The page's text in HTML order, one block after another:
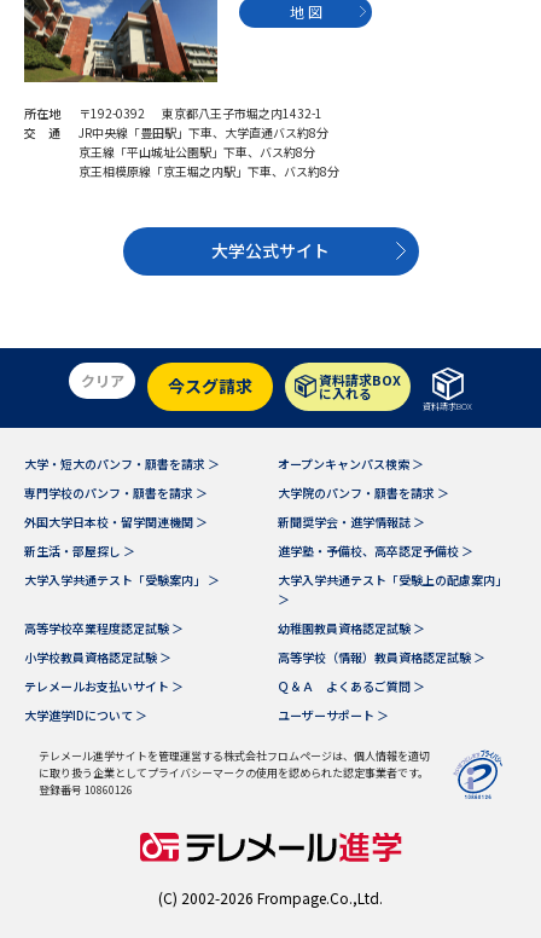
併願校選び 受験スケジュールを立てよう
先輩が入学を決めた理由
新生活お役立ちガイド
学問発見 学問検索
大学で学びたい学問発見
学問のミニ講義「夢ナビ講義」 学問分野解説
学問の教科書 夢ナビライブ
ユーザーサポート
大学進学IDについて
資料の料金の
お支払いについて
受付内容・発送状況の確認
テレメール
特定商取引表記
地 図
所在地
〒192-0392 東京都八王子市堀之内1432-1
交 通
JR中央線「豊田駅」下車、大学直通バス約8分
京王線「平山城址公園駅」下車、バス約8分
京王相模原線「京王堀之内駅」下車、バス約8分
大学公式サイト
クリア 今スグ請求 資料請求BOX
に入れる
資料請求BOX
大学・短大のパンフ・願書を請求 ＞
オープンキャンパス検索 ＞
専門学校のパンフ・願書を請求 ＞
大学院のパンフ・願書を請求 ＞
外国大学日本校・留学関連機関 ＞
新聞奨学会・進学情報誌 ＞
新生活・部屋探し ＞
進学塾・予備校、高卒認定予備校 ＞
大学入学共通テスト「受験案内」 ＞
大学入学共通テスト「受験上の配慮案内」
＞
高等学校卒業程度認定試験 ＞
幼稚園教員資格認定試験 ＞
小学校教員資格認定試験 ＞
高等学校（情報）教員資格認定試験 ＞
テレメールお支払いサイト ＞
Ｑ＆Ａ よくあるご質問 ＞
大学進学IDについて ＞
ユーザーサポート ＞
テレメール進学サイトを管理運営する株式会社フロムページは、個人情報を適切
に取り扱う企業としてプライバシーマークの使用を認められた認定事業者です。
登録番号 10860126
(C) 2002-2026 Frompage.Co.,Ltd.